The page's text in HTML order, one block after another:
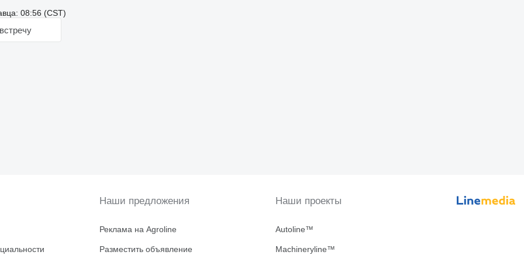
08:56 (CST)
Наши предложения
Реклама на Agroline
Разместить объявление
Наши проекты
Autoline™
Machineryline™